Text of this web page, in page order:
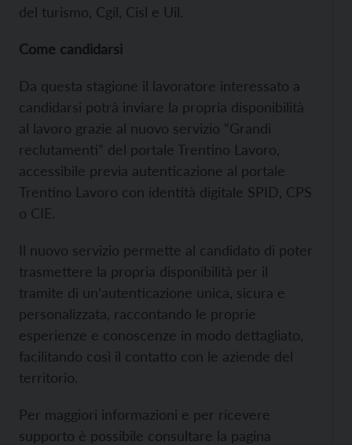
del turismo, Cgil, Cisl e Uil.
Come candidarsi
Da questa stagione il lavoratore interessato a
candidarsi potrà inviare la propria disponibilità
al lavoro grazie al nuovo servizio “Grandi
reclutamenti” del portale Trentino Lavoro,
accessibile previa autenticazione al portale
Trentino Lavoro con identità digitale SPID, CPS
o CIE.
Il nuovo servizio permette al candidato di poter
trasmettere la propria disponibilità per il
tramite di un’autenticazione unica, sicura e
personalizzata, raccontando le proprie
esperienze e conoscenze in modo dettagliato,
facilitando così il contatto con le aziende del
territorio.
Per maggiori informazioni e per ricevere
supporto è possibile consultare la pagina